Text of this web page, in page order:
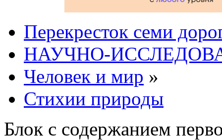
Перекресток семи
НАУЧНО-
Человек и мир »
Стихии природы
Блок с содержанием